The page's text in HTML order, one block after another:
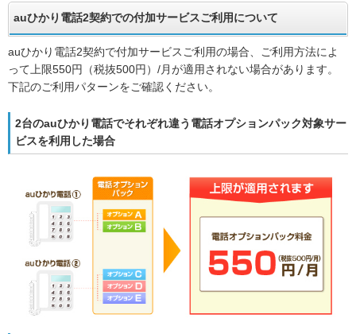
auひかり電話2契約での付加サービスご利用について
auひかり電話2契約で付加サービスご利用の場合、ご利用方法によ
って上限550円（税抜500円）/月が適用されない場合があります。
下記のご利用パターンをご確認ください。
2台のauひかり電話でそれぞれ違う電話オプションパック対象サー
ビスを利用した場合